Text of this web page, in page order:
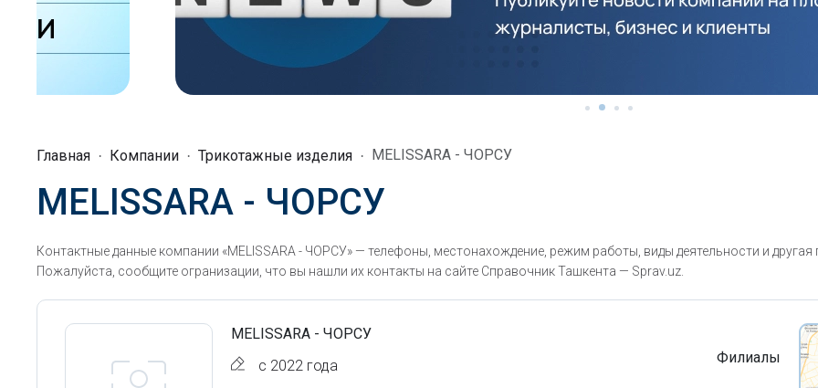
Главная Компании Трикотажные изделия MELISSARA - ЧОРСУ
MELISSARA - ЧОРСУ
Контактные данные компании «MELISSARA - ЧОРСУ» — телефоны, местонахождение, режим работы, виды деятельности и
Пожалуйста, сообщите огранизации, что вы нашли их контакты на сайте Справочник Ташкента — Sprav.uz.
MELISSARA - ЧОРСУ
с 2022 года
Филиалы